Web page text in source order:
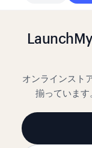
オンラインスト
揃っています